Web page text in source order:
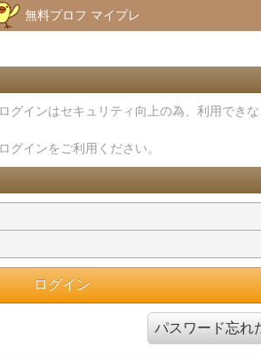
無料プロフ マイプレ
グインはセキュリティ向上の為、利用でき
グインをご利用ください。
パスワード忘れ